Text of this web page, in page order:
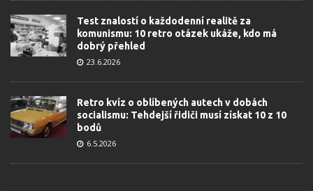
Test znalostí o každodenní realitě za
komunismu: 10 retro otázek ukáže, kdo má
dobrý přehled
23.6.2026
Retro kvíz o oblíbených autech v dobách
socialismu: Tehdejší řidiči musí získat 10 z 10
bodů
6.5.2026